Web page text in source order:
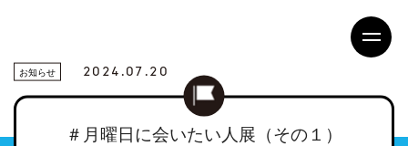
お知らせ 2024.07.20
＃月曜日に会いたい人展（その１）